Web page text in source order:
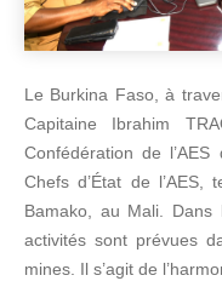
Le Burkina Faso, à
Capitaine Ibrahim
Confédération de
Chefs d’État de
Bamako, au Mali.
activités sont prévues
mines. Il s’agit de